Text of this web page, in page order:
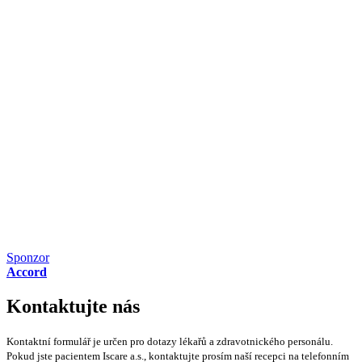
Sponzor
Accord
Kontaktujte nás
Kontaktní formulář je určen pro dotazy lékařů a zdravotnického personálu.
Pokud jste pacientem Iscare a.s., kontaktujte prosím naší recepci na telefonním